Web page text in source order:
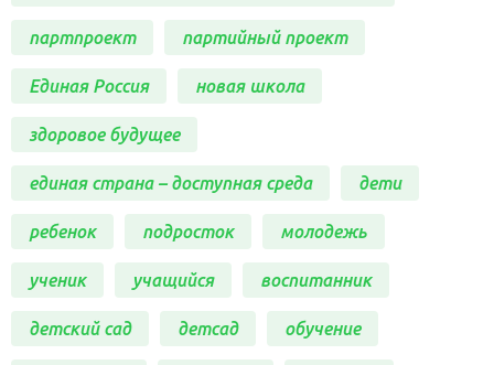
партпроект партийный проект
Единая Россия новая школа
здоровое будущее
единая страна – доступная среда дети
ребенок подросток молодежь
ученик учащийся воспитанник
детский сад детсад обучение